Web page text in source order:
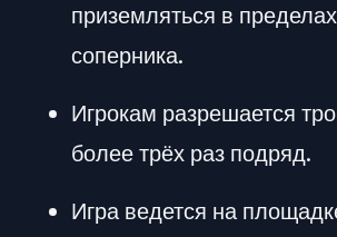
приземляться в
соперника.
Игрокам разрешается
более трёх раз подряд.
Игра ведется на